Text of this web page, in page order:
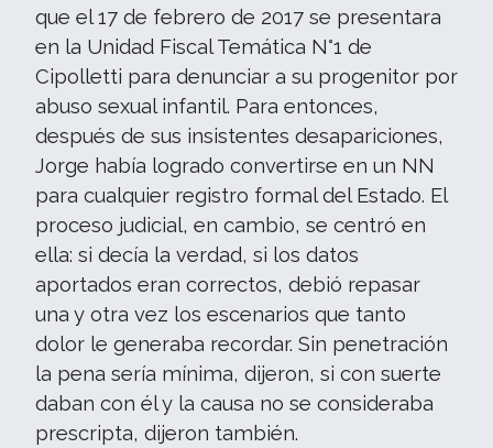
que el 17 de febrero de 2017 se presentara
en la Unidad Fiscal Temática N°1 de
Cipolletti para denunciar a su progenitor por
abuso sexual infantil. Para entonces,
después de sus insistentes desapariciones,
Jorge había logrado convertirse en un NN
para cualquier registro formal del Estado. El
proceso judicial, en cambio, se centró en
ella: si decía la verdad, si los datos
aportados eran correctos, debió repasar
una y otra vez los escenarios que tanto
dolor le generaba recordar. Sin penetración
la pena sería mínima, dijeron, si con suerte
daban con él y la causa no se consideraba
prescripta, dijeron también.